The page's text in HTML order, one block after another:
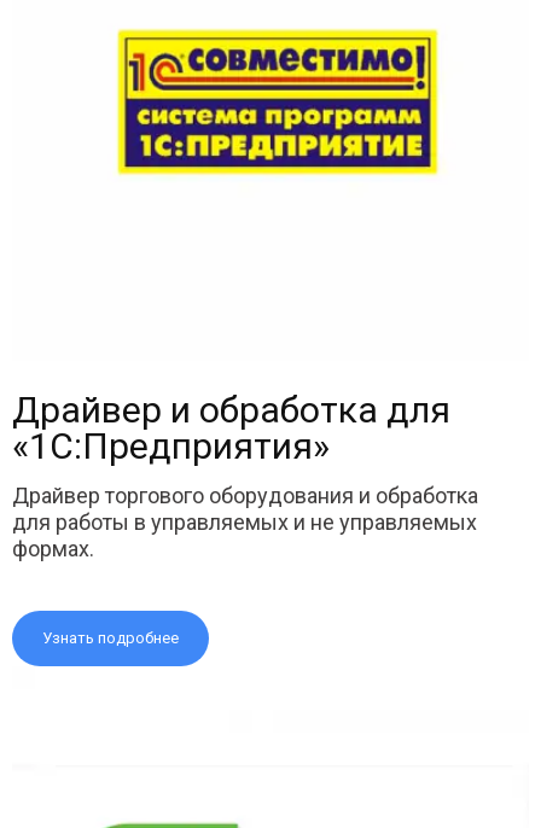
Драйвер и обработка для
«1С:Предприятия»
Драйвер торгового оборудования и обработка
для работы в управляемых и не управляемых
формах.
Узнать подробнее